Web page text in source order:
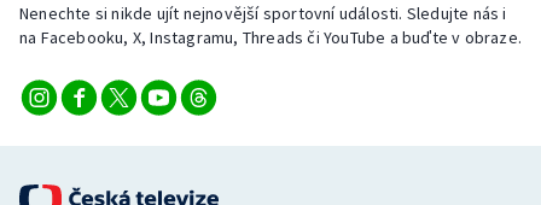
Nenechte si nikde ujít nejnovější sportovní události. Sledujte nás i
na Facebooku, X, Instagramu, Threads či YouTube a buďte v obraze.